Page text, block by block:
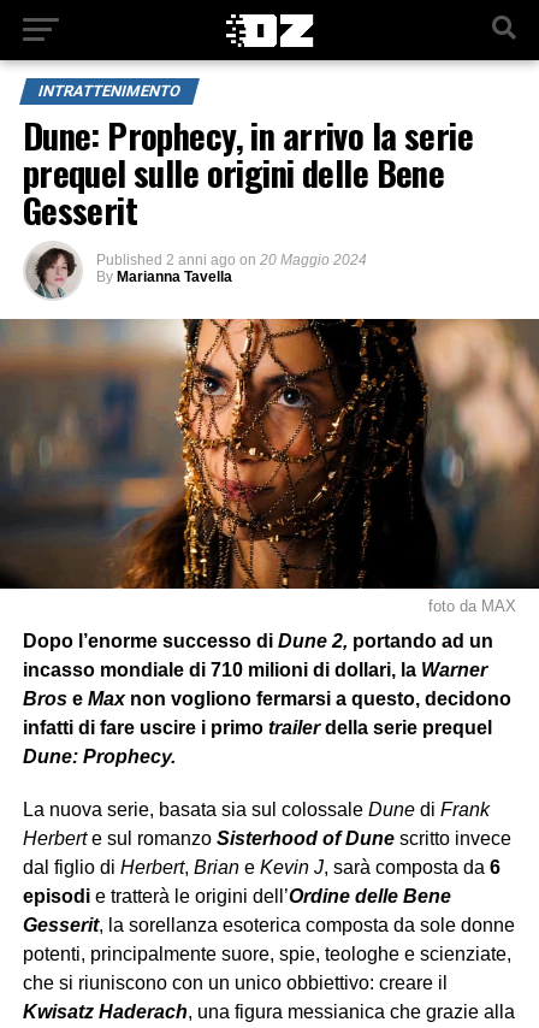
INTRATTENIMENTO
Dune: Prophecy, in arrivo la serie
prequel sulle origini delle Bene
Gesserit
Published 2 anni ago on 20 Maggio 2024
By Marianna Tavella
foto da MAX
Dopo l’enorme successo di Dune 2, portando ad un
incasso mondiale di 710 milioni di dollari, la Warner
Brose Maxnon vogliono fermarsi a questo, decidono
infatti di fare uscire i primo trailerdella serie prequel
Dune: Prophecy.
La nuova serie, basata sia sul colossale Dune di Frank
Herberte sul romanzo Sisterhood of Dune scritto invece
dal figlio di Herbert, Briane Kevin J, sarà composta da 6
episodie tratterà le origini dell’Ordine delle Bene
Gesserit, la sorellanza esoterica composta da sole donne
potenti, principalmente suore, spie, teologhe e scienziate,
che si riuniscono con un unico obbiettivo: creare il
Kwisatz Haderach, una figura messianica che grazie alla